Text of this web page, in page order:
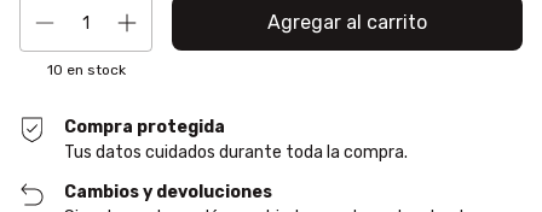
10 en stock
Compra protegida
Tus datos cuidados durante toda la compra.
Cambios y devoluciones